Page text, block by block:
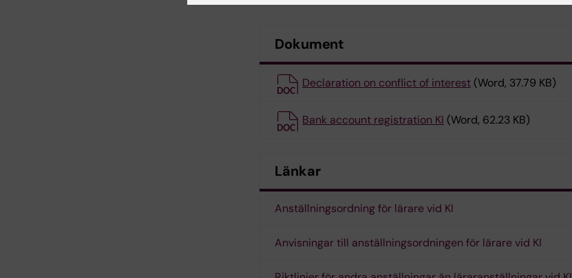
Dokument
Declaration on conflict of interest (Word, 37.79 KB)
Bank account registration KI (Word, 62.23 KB)
Länkar
Anställningsordning för lärare vid KI
Anvisningar till anställningsordningen för lärare vid KI